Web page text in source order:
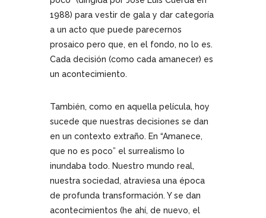
1988) para vestir de gala y dar categoría
a un acto que puede parecernos
prosaico pero que, en el fondo, no lo es.
Cada decisión (como cada amanecer) es
un acontecimiento.
También, como en aquella película, hoy
sucede que nuestras decisiones se dan
en un contexto extraño. En “Amanece,
que no es poco” el surrealismo lo
inundaba todo. Nuestro mundo real,
nuestra sociedad, atraviesa una época
de profunda transformación. Y se dan
acontecimientos (he ahí, de nuevo, el